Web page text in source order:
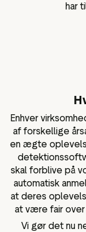
har
Enhver
af forskellige
en ægte
skal forblive på
automatisk
at deres
at være fair
Vi gør det nu